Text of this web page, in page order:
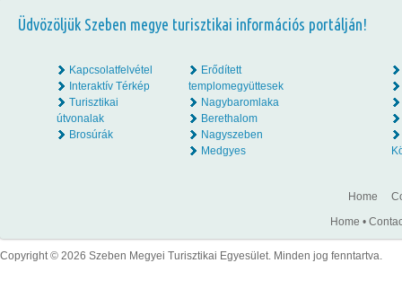
Üdvözöljük Szeben megye turisztikai információs portálján!
Kapcsolatfelvétel
Interaktív Térkép
Turisztikai
útvonalak
Brosúrák
Erődített
templomegyüttesek
Nagybaromlaka
Berethalom
Nagyszeben
Medgyes
Home
Home •
Copyright © 2026 Szeben Megyei Turisztikai Egyesület. Minden jog fenntartva.